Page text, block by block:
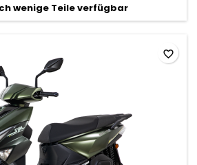
wenige Teile verfügbar
favorite_border